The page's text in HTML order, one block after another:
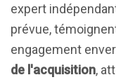
expert
prévue,
engagement
de l'acquisition,